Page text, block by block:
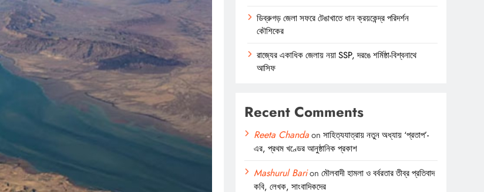
ডিব্রুগড় জেলা সফরে টেঙাখাতে ধান ক্রয়কেন্দ্র পরিদর্শন
কৌশিকের
রাজ্যের একাধিক জেলায় নয়া SSP, দরঙে শর্মিষ্ঠা-বিশ্বনাথে
আসিফ
Recent Comments
Reeta Chandaonসাহিত্যযাত্রায় নতুন অধ্যায় ‘প্রতাপ’-
এর, প্রথম খণ্ডের আনুষ্ঠানিক প্রকাশ
Mashurul Barionমৌলবাদী হামলা ও বর্বরতার তীব্র প্রতিবাদ
কবি, লেখক, সাংবাদিকদের